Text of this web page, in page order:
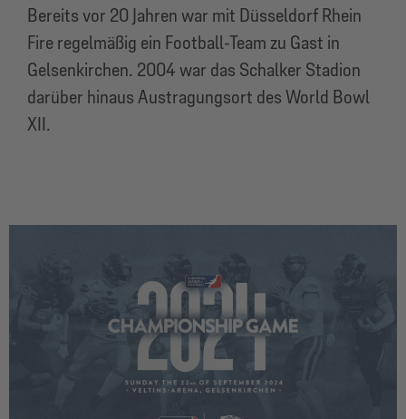
Bereits vor 20 Jahren war mit Düsseldorf Rhein
Fire regelmäßig ein Football-Team zu Gast in
Gelsenkirchen. 2004 war das Schalker Stadion
darüber hinaus Austragungsort des World Bowl
XII.